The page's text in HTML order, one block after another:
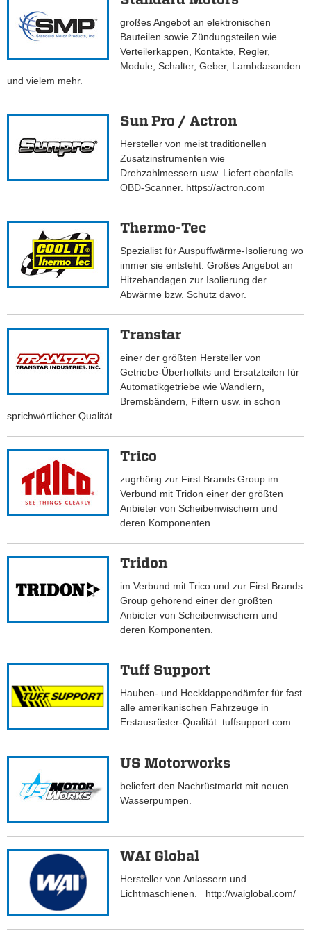
großes Angebot an elektronischen
Bauteilen sowie Zündungsteilen wie
Verteilerkappen, Kontakte, Regler,
Module, Schalter, Geber, Lambdasonden
und vielem mehr.
Sun Pro / Actron
Hersteller von meist traditionellen
Zusatzinstrumenten wie
Drehzahlmessern usw. Liefert ebenfalls
OBD-Scanner. https://actron.com
Thermo-Tec
Spezialist für Auspuffwärme-Isolierung wo
immer sie entsteht. Großes Angebot an
Hitzebandagen zur Isolierung der
Abwärme bzw. Schutz davor.
Transtar
einer der größten Hersteller von
Getriebe-Überholkits und Ersatzteilen für
Automatikgetriebe wie Wandlern,
Bremsbändern, Filtern usw. in schon
sprichwörtlicher Qualität.
Trico
zugrhörig zur First Brands Group im
Verbund mit Tridon einer der größten
Anbieter von Scheibenwischern und
deren Komponenten.
Tridon
im Verbund mit Trico und zur First Brands
Group gehörend einer der größten
Anbieter von Scheibenwischern und
deren Komponenten.
Tuff Support
Hauben- und Heckklappendämfer für fast
alle amerikanischen Fahrzeuge in
Erstausrüster-Qualität. tuffsupport.com
US Motorworks
beliefert den Nachrüstmarkt mit neuen
Wasserpumpen.
WAI Global
Hersteller von Anlassern und
Lichtmaschienen. http://waiglobal.com/